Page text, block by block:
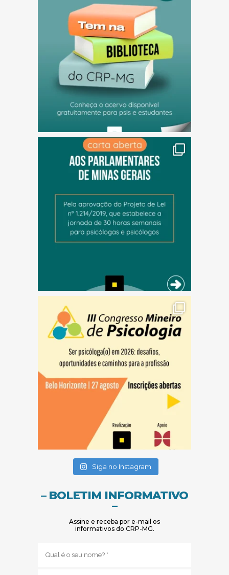
Siga no Instagram
– BOLETIM INFORMATIVO
–
Assine e receba por e-mail os
informativos do CRP-MG.